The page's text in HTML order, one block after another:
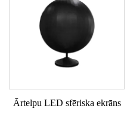
Ārtelpu LED sfēriska ekrāns